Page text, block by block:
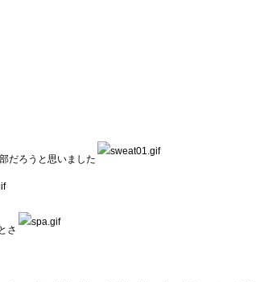
だろうと思いました
さ